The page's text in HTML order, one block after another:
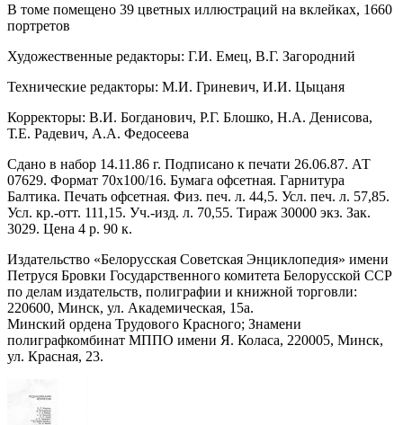
В томе помещено 39 цветных иллюстраций на вклейках, 1660
портретов
Художественные редакторы: Г.И. Емец, В.Г. Загородний
Технические редакторы: М.И. Гриневич, И.И. Цыцаня
Корректоры: В.И. Богданович, Р.Г. Блошко, Н.А. Денисова,
Т.Е. Радевич, А.А. Федосеева
Сдано в набор 14.11.86 г. Подписано к печати 26.06.87. АТ
07629. Формат 70х100/16. Бумага офсетная. Гарнитура
Балтика. Печать офсетная. Физ. печ. л. 44,5. Усл. печ. л. 57,85.
Усл. кр.-отт. 111,15. Уч.-изд. л. 70,55. Тираж 30000 экз. Зак.
3029. Цена 4 р. 90 к.
Издательство «Белорусская Советская Энциклопедия» имени
Петруся Бровки Государственного комитета Белорусской ССР
по делам издательств, полиграфии и книжной торговли:
220600, Минск, ул. Академическая, 15а.
Минский ордена Трудового Красного; Знамени
полиграфкомбинат МППО имени Я. Коласа, 220005, Минск,
ул. Красная, 23.